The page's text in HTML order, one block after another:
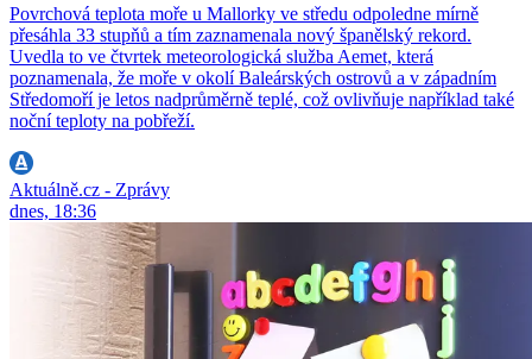
Povrchová teplota moře u Mallorky ve středu odpoledne mírně
přesáhla 33 stupňů a tím zaznamenala nový španělský rekord.
Uvedla to ve čtvrtek meteorologická služba Aemet, která
poznamenala, že moře v okolí Baleárských ostrovů a v západním
Středomoří je letos nadprůměrně teplé, což ovlivňuje například také
noční teploty na pobřeží.
Aktuálně.cz - Zprávy
dnes, 18:36